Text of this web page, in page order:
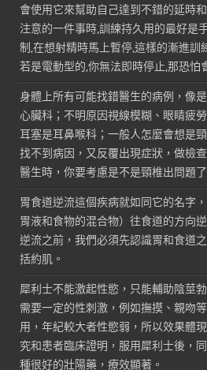
會使用它來幫助自己達到不錯的延時
注意的一件事時,訓練持久用的最好是
制,在想射精時馬上暫停,這樣的漸進訓
若是電動型的,你無法即時停止,那恐怕
身體上所有可能找錯醫生的病例，像
心臟科；不明原因視線模糊、眼睛疲
耳塞是耳鼻喉科；一般人怎麼會想是
找不到病因，又反覆出現症狀，做檢
醫生時，你要考慮是不是頸椎出問題了
胃食道逆流這個疾病就如同它的名字
胃液和食物的混合物）往食道的方向
逆流之前，我們必須先認識胃和食道
括約肌。
犀利士不能激起性慾，只能輔助陰莖
需要一定的性刺激，例如撫摸、親吻
用，年紀較大者性慾弱，所以效果體
究和患者臨床證明，服用犀利士後，
種很好的壯陽藥，療效顯著。